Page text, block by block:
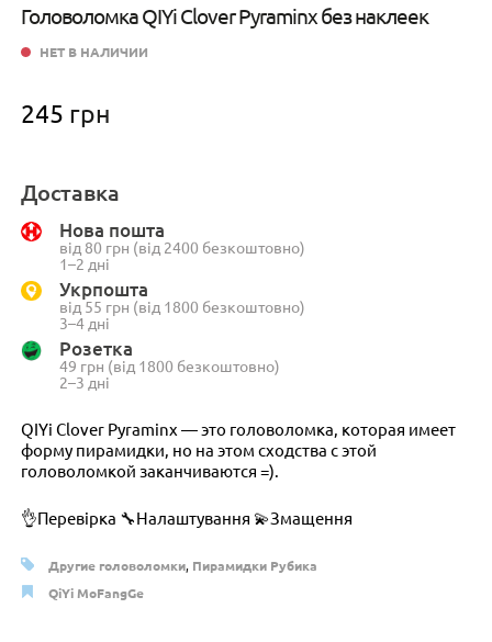
Головоломка QIYi Clover Pyraminx без наклеек
245 грн
QIYi Сlover Pyraminx — это головоломка, которая имеет
форму пирамидки, но на этом сходства с этой
головоломкой заканчиваются =).
👌Перевірка 🔧Налаштування 💫Змащення
НЕТ В НАЛИЧИИ
Доставка
Нова пошта
від 80 грн (від 2400 безкоштовно)
1–2 дні
Укрпошта
від 55 грн (від 1800 безкоштовно)
3–4 дні
Розетка
49 грн (від 1800 безкоштовно)
2–3 дні
Другие головоломки, Пирамидки Рубика
QiYi MoFangGe